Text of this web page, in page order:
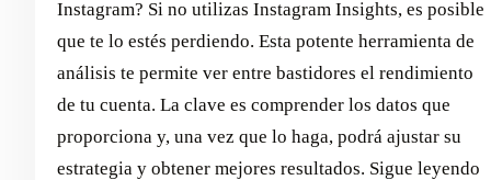
Instagram? Si no utilizas Instagram Insights, es posible
que te lo estés perdiendo. Esta potente herramienta de
análisis te permite ver entre bastidores el rendimiento
de tu cuenta. La clave es comprender los datos que
proporciona y, una vez que lo haga, podrá ajustar su
estrategia y obtener mejores resultados. Sigue leyendo